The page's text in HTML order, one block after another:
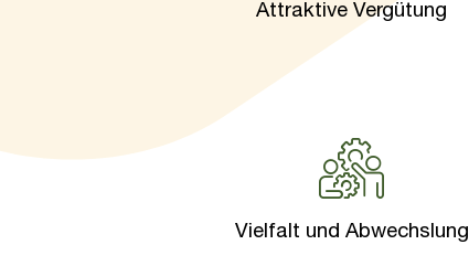
Attraktive Vergütung
Vielfalt und Abwechslung